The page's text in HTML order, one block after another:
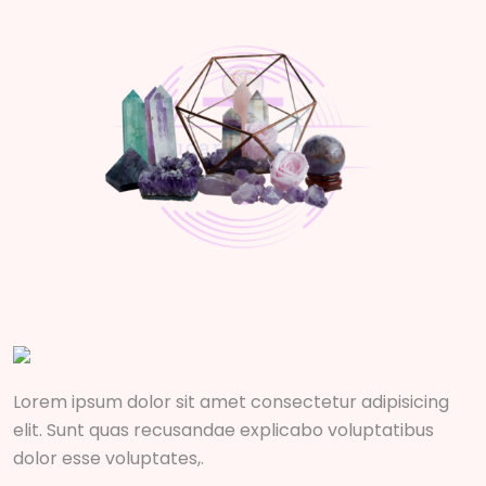
Lorem ipsum dolor sit amet consectetur adipisicing
elit. Sunt quas recusandae explicabo voluptatibus
dolor esse voluptates,.